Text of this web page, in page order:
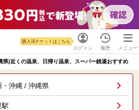
ログイン
購入済チケットはこちら
履歴 メニュー
県)近くの温泉、日帰り温泉、スーパー銭湯おすすめ
・沖縄 / 沖縄県
駅